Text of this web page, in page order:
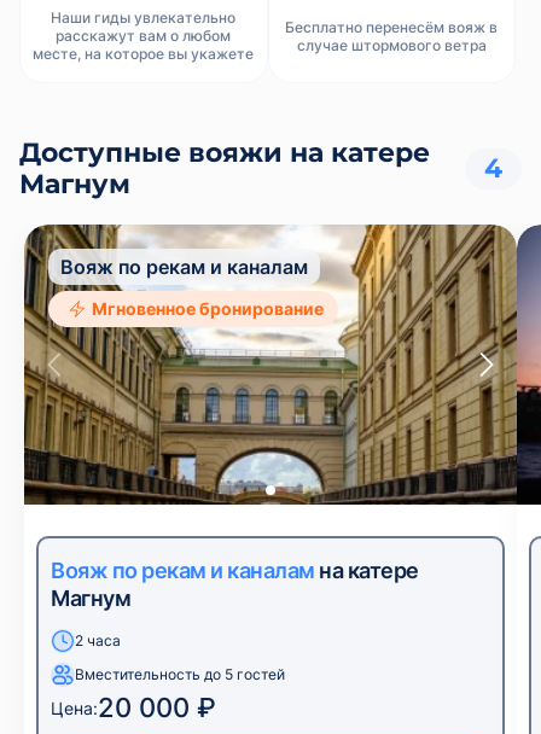
Наши гиды увлекательно
расскажут вам о любом
месте, на которое вы укажете
Бесплатно перенесём вояж в
случае штормового ветра
Доступные вояжи на катере
Магнум
4
Вояж по рекам и каналам
Мгновенное бронирование
Вояж по рекам и каналам на катере
Магнум
2 часа
Вместительность до 5 гостей
Цена:20 000 ₽